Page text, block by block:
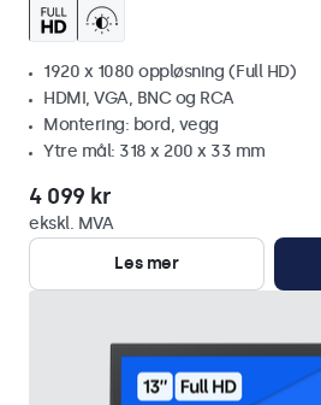
1920 x 1080 oppløsning (Full HD)
HDMI, VGA, BNC og RCA
Montering: bord, vegg
Ytre mål: 318 x 200 x 33 mm
4 099 kr
ekskl. MVA
Les mer